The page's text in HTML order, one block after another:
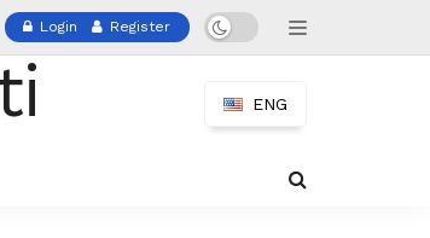
Login Register
ENG